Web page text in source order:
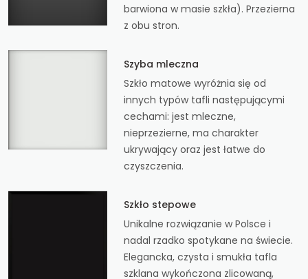
barwiona w masie szkła). Przezierna
z obu stron.
Szyba mleczna
Szkło matowe wyróżnia się od
innych typów tafli następującymi
cechami: jest mleczne,
nieprzezierne, ma charakter
ukrywający oraz jest łatwe do
czyszczenia.
Szkło stepowe
Unikalne rozwiązanie w Polsce i
nadal rzadko spotykane na świecie.
Elegancka, czysta i smukła tafla
szklana wykończona zlicowaną,